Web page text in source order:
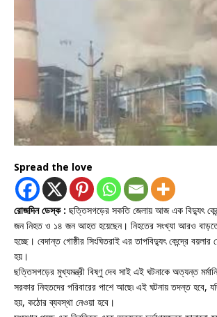
Spread the love
রোজদিন ডেস্ক : ছত্তিসগড়ের সকতি জেলায় আজ এক বিদ্যুৎ
জন নিহত ও ১৪ জন আহত হয়েছেন। নিহতের সংখ্যা আরও বাড়তে
হচ্ছে। বেদান্ত গোষ্ঠীর সিংঘিতরাই এর তাপবিদ্যুৎ কেন্দ্রে বয়লার
হয়।
ছত্তিসগড়ের মুখ্যমন্ত্রী বিষ্ণু দেব সাই এই ঘটনাকে অত্যন্ত
সরকার নিহতদের পরিবারের পাশে আছে৷ এই ঘটনায় তদন্ত হবে,
হয়, কঠোর ব্যবস্থা নেওয়া হবে।